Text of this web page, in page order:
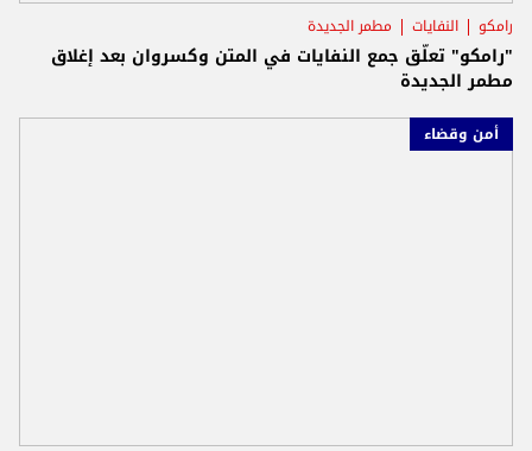
رامكو النفايات مطمر الجديدة
"رامكو" تعلّق جمع النفايات في المتن وكسروان بعد إغلاق
مطمر الجديدة
أمن وقضاء